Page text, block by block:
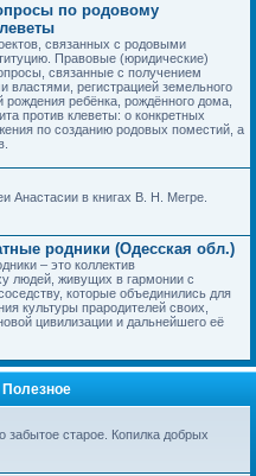
по родовому
связанных с родовыми
Правовые (юридические)
связанные с получением
регистрацией земельного
рождения ребёнка, рождённого дома,
против клеветы: о конкретных
по созданию родовых поместий, а
Анастасии в книгах В. Н. Мегре.
родники (Одесская обл.)
– это коллектив
людей, живущих в гармонии с
которые объединились для
культуры прародителей своих,
цивилизации и дальнейшего её
Полезное
забытое старое. Копилка добрых